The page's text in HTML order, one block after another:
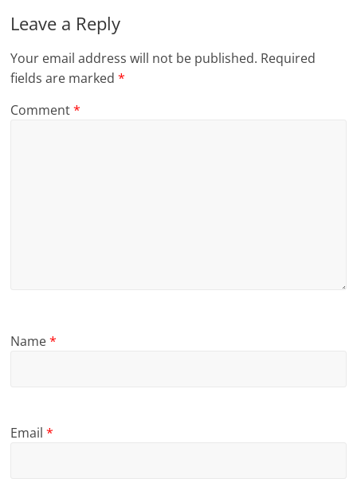
Leave a Reply
Your email address will not be published. Required
fields are marked*
Comment*
Name*
Email*